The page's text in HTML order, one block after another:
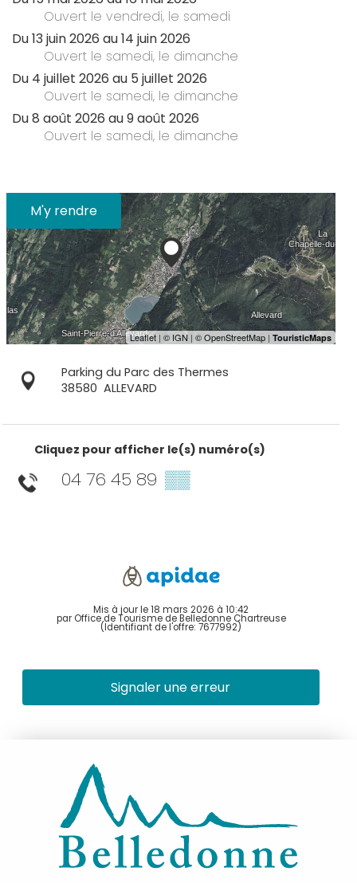
Ouvert le vendredi, le samedi
Du13 juin 2026 au14 juin 2026
Ouvert le samedi, le dimanche
Du 4 juillet 2026 au 5 juillet 2026
Ouvert le samedi, le dimanche
Du8 août 2026 au9 août 2026
Ouvert le samedi, le dimanche
M'y rendre
Parking du Parc des Thermes
38580 ALLEVARD
Cliquez pour afficher le(s) numéro(s)
04 76 45 89 ▒▒
Mis à jour le 18 mars 2026 à 10:42
par Office de Tourisme de Belledonne Chartreuse
(Identifiant de l'offre: 7677992)
Signaler une erreur